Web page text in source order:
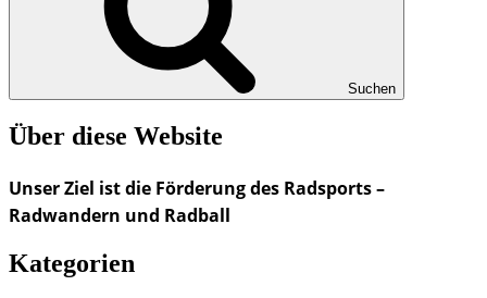
Suchen
Über diese Website
Unser Ziel ist die Förderung des Radsports –
Radwandern und Radball
Kategorien